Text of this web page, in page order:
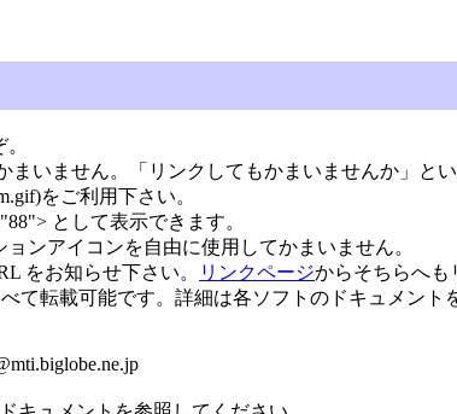
いません。「リンクしてもかまいませんか」と
をご利用下さい。
として表示できます。
ンアイコンを自由に使用してかまいません。
をお知らせ下さい。
リンクページからそちらへも
て転載可能です。詳細は各ソフトのドキュメント
mti.biglobe.ne.jp